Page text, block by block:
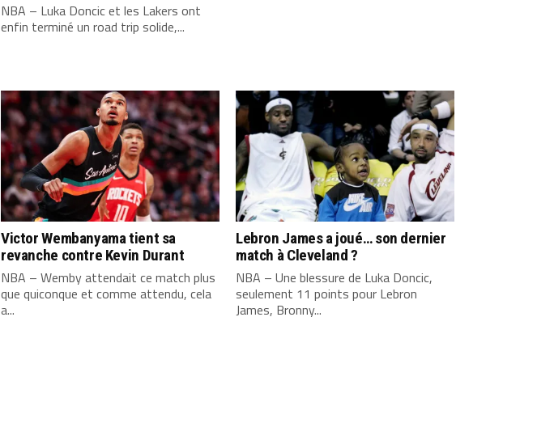
NBA – Luka Doncic et les Lakers ont
enfin terminé un road trip solide,...
Victor Wembanyama tient sa
revanche contre Kevin Durant
NBA – Wemby attendait ce match plus
que quiconque et comme attendu, cela
a...
Lebron James a joué… son dernier
match à Cleveland ?
NBA – Une blessure de Luka Doncic,
seulement 11 points pour Lebron
James, Bronny...